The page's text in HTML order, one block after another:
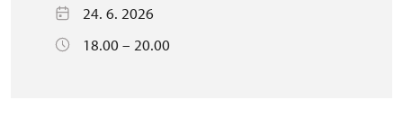
24. 6. 2026
18.00 – 20.00